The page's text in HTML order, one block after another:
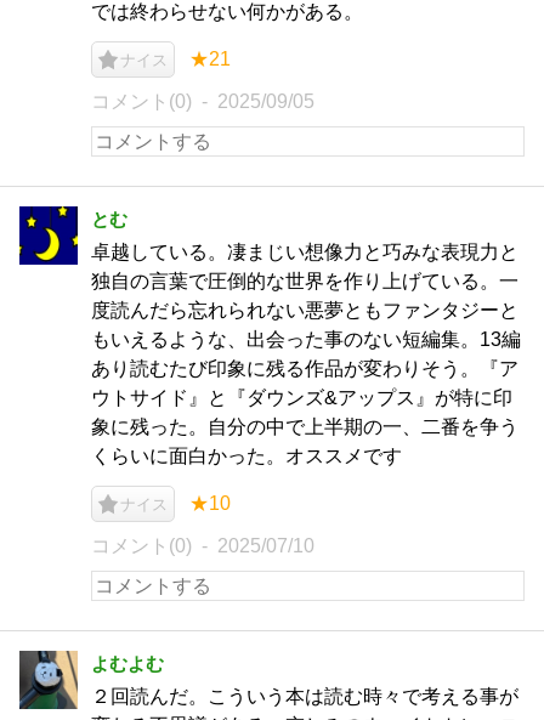
では終わらせない何かがある。
ナイス ★21
コメント(0) 2025/09/05
とむ
卓越している。凄まじい想像力と巧みな表現力と
独自の言葉で圧倒的な世界を作り上げている。一
度読んだら忘れられない悪夢ともファンタジーと
もいえるような、出会った事のない短編集。13編
あり読むたび印象に残る作品が変わりそう。『ア
ウトサイド』と『ダウンズ&アップス』が特に印
象に残った。自分の中で上半期の一、二番を争う
くらいに面白かった。オススメです
ナイス ★10
コメント(0) 2025/07/10
よむよむ
２回読んだ。こういう本は読む時々で考える事が